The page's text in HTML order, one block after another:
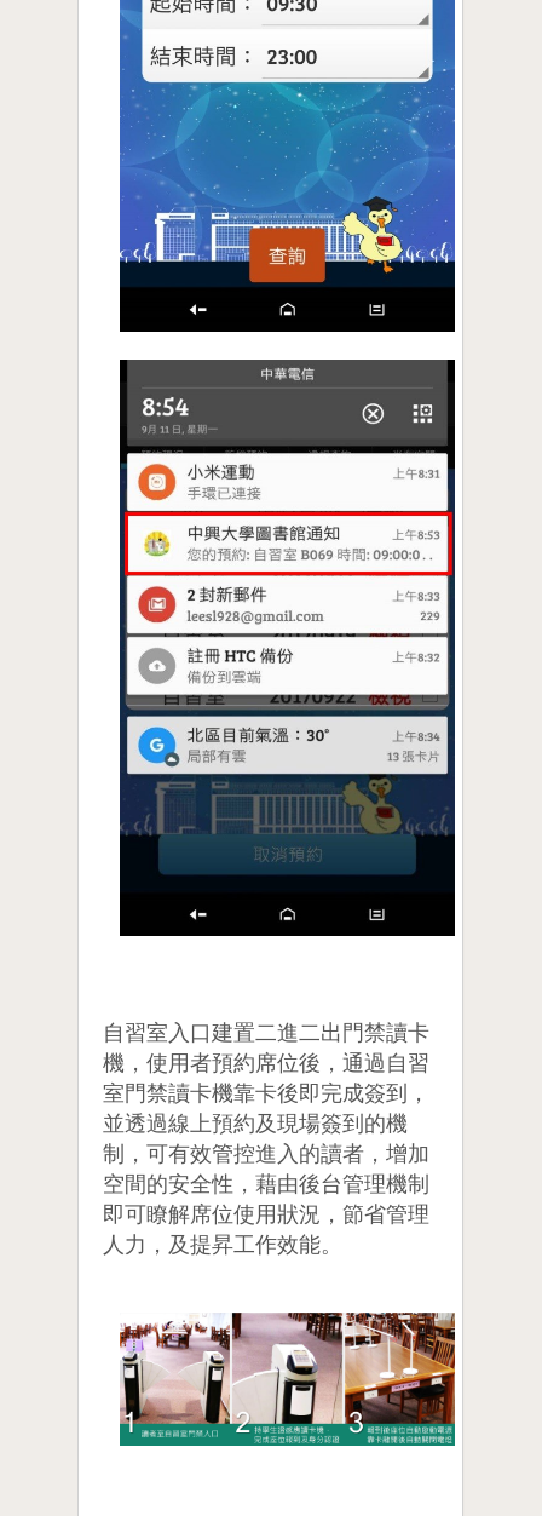
自習室入口建置二進二出門禁讀卡
機，使用者預約席位後，通過自習
室門禁讀卡機靠卡後即完成簽到，
並透過線上預約及現場簽到的機
制，可有效管控進入的讀者，增加
空間的安全性，藉由後台管理機制
即可瞭解席位使用狀況，節省管理
人力，及提昇工作效能。